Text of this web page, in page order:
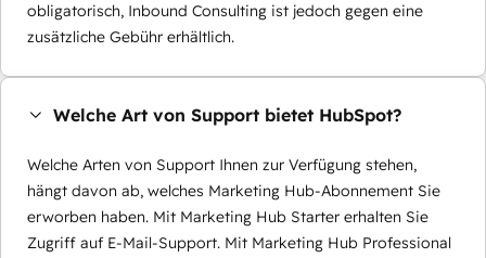
obligatorisch, Inbound Consulting ist jedoch gegen eine
zusätzliche Gebühr erhältlich.
Welche Art von Support bietet HubSpot?
Welche Arten von Support Ihnen zur Verfügung stehen,
hängt davon ab, welches Marketing Hub-Abonnement Sie
erworben haben. Mit Marketing Hub Starter erhalten Sie
Zugriff auf E-Mail-Support. Mit Marketing Hub Professional